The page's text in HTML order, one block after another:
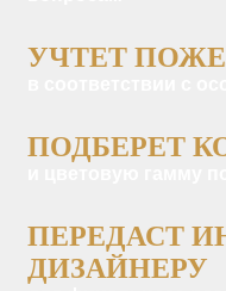
УЧТЕТ
ПОДБЕРЕТ
ПЕРЕДАСТ
ДИЗАЙНЕРУ